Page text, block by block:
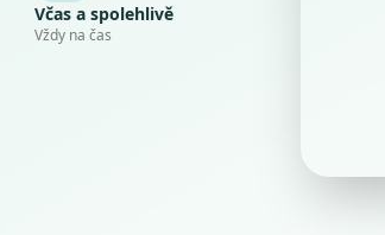
Včas a spolehlivě
Vždy na čas